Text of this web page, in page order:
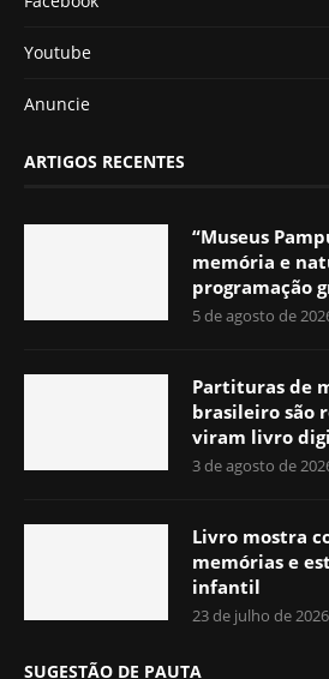
Youtube
Anuncie
ARTIGOS RECENTES
“Museus
memória e
programação
5 de agosto de
Partituras de
brasileiro são
viram livro
3 de agosto de
Livro mostra
memórias e
infantil
23 de julho de 2026
SUGESTÃO DE PAUTA